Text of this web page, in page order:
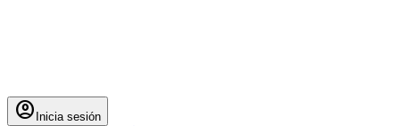
account_circle Inicia sesión